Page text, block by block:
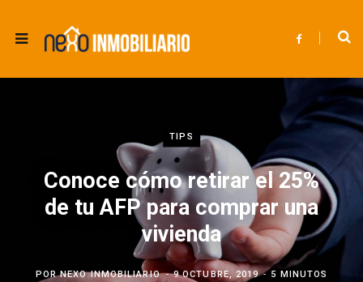
F
b
TIPS
Conoce cómo retirar el 25%
de tu AFP para comprar una
vivienda
PORNEXO INMOBILIARIO 9 OCTUBRE, 2019 5 MINUTOS